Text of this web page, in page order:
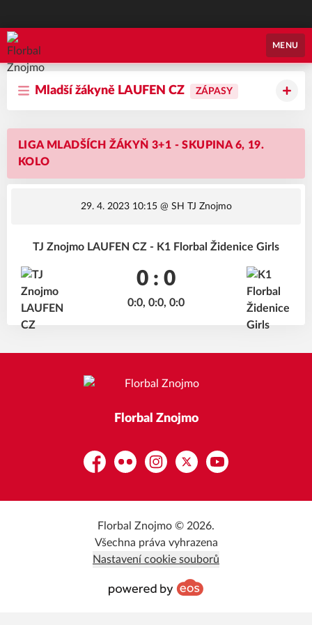
Florbal Znojmo
MENU
Mladší žákyně LAUFEN CZ ZÁPASY
LIGA MLADŠÍCH ŽÁKYŇ 3+1 - SKUPINA 6, 19.
KOLO
29. 4. 2023 10:15@ SH TJ Znojmo
TJ Znojmo LAUFEN CZ - K1 Florbal Židenice Girls
0 : 0
0:0, 0:0, 0:0
Florbal Znojmo
FacebookFlickr InstagramPlatform X
YouTube
Florbal Znojmo © 2026.
Všechna práva vyhrazena
Nastavení cookie souborů